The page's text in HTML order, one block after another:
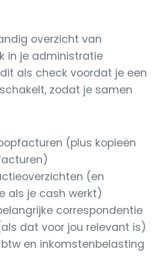
overzicht van
in je administratie
als check voordat je een
zodat je samen
(plus kopieën
(en
als je cash werkt)
correspondentie
dat voor jou relevant is)
en inkomstenbelasting